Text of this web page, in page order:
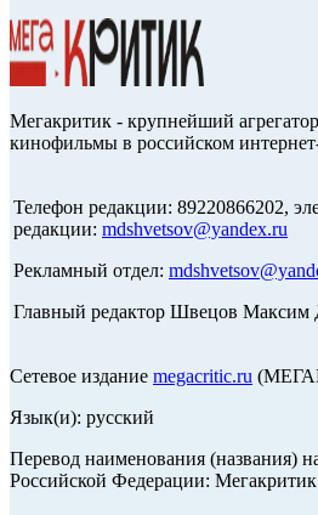
Мегакритик - крупнейший
кинофильмы в российском
Телефон редакции: 89220866202,
редакции: mdshvetsov@yandex.ru
Рекламный отдел:
Главный редактор Швецов Максим
Сетевое издание megacritic.ru
Язык(и): русский
Перевод наименования (названия)
Российской Федерации: Мегакритик